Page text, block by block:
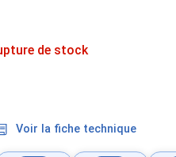
de stock
Voir la fiche technique